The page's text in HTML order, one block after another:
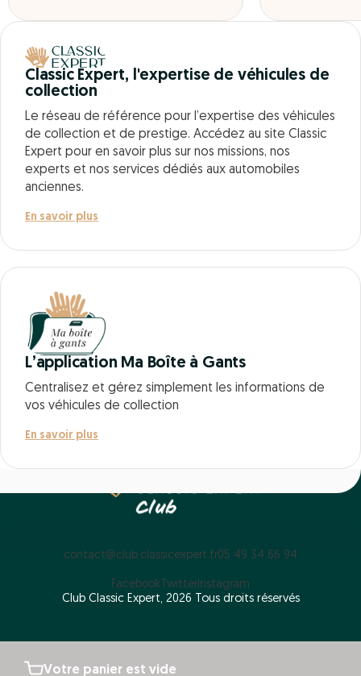
Votre panier est vide
Classic Expert, l'expertise de véhicules de
collection
Le réseau de référence pour l’expertise des véhicules
de collection et de prestige. Accédez au site Classic
Expert pour en savoir plus sur nos missions, nos
experts et nos services dédiés aux automobiles
anciennes.
En savoir plus
L’application Ma Boîte à Gants
Centralisez et gérez simplement les informations de
vos véhicules de collection
En savoir plus
contact@club.classicexpert.fr05 49 34 66 94
Facebook TwitterInstagram
Club Classic Expert, 2026 Tous droits réservés